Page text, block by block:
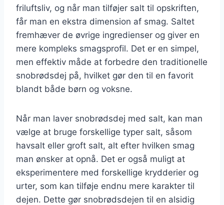
friluftsliv, og når man tilføjer salt til opskriften,
får man en ekstra dimension af smag. Saltet
fremhæver de øvrige ingredienser og giver en
mere kompleks smagsprofil. Det er en simpel,
men effektiv måde at forbedre den traditionelle
snobrødsdej på, hvilket gør den til en favorit
blandt både børn og voksne.
Når man laver snobrødsdej med salt, kan man
vælge at bruge forskellige typer salt, såsom
havsalt eller groft salt, alt efter hvilken smag
man ønsker at opnå. Det er også muligt at
eksperimentere med forskellige krydderier og
urter, som kan tilføje endnu mere karakter til
dejen. Dette gør snobrødsdejen til en alsidig